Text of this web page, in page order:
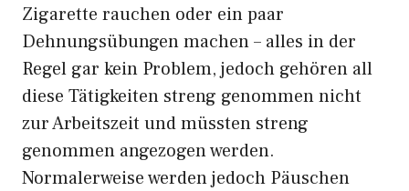
Zigarette rauchen oder ein paar
Dehnungsübungen machen – alles in der
Regel gar kein Problem, jedoch gehören all
diese Tätigkeiten streng genommen nicht
zur Arbeitszeit und müssten streng
genommen angezogen werden.
Normalerweise werden jedoch Päuschen